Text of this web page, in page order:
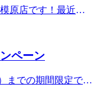
備
３：００～ ・１
ております
：30)年中無休【住
野台6-1-1ニトリモー
原店です！最近暑
てきませんか？お身
すいので、そんな方
本日と明日の空き
気軽にお問合せくだ
６：００～ ・１
ペーン
までの期間限定で、